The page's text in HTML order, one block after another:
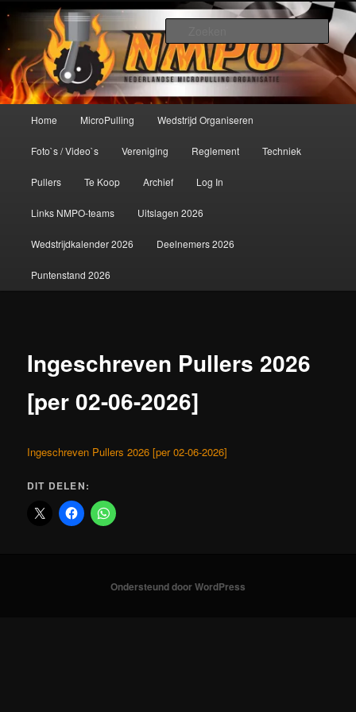
primaire
inhoudNederlandse MicroPulling
Organisatie
De meest krachtige modelbouwsport ter wereld!
Home MicroPulling Wedstrijd Organiseren
Foto`s / Video`s Vereniging Reglement Techniek
Pullers Te Koop Archief Log In
Links NMPO-teams Uitslagen 2026
Wedstrijdkalender 2026 Deelnemers 2026
Puntenstand 2026
Ingeschreven Pullers 2026
[per 02-06-2026]
Ingeschreven Pullers 2026 [per 02-06-2026]
DIT DELEN:
Ondersteund door WordPress